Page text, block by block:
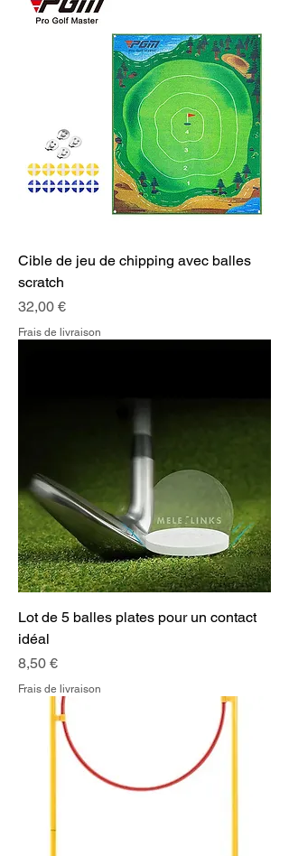
Cible de jeu de chipping avec balles
scratch
Prix
32,00 €
Frais de livraison
Lot de 5 balles plates pour un contact
idéal
Prix
8,50 €
Frais de livraison